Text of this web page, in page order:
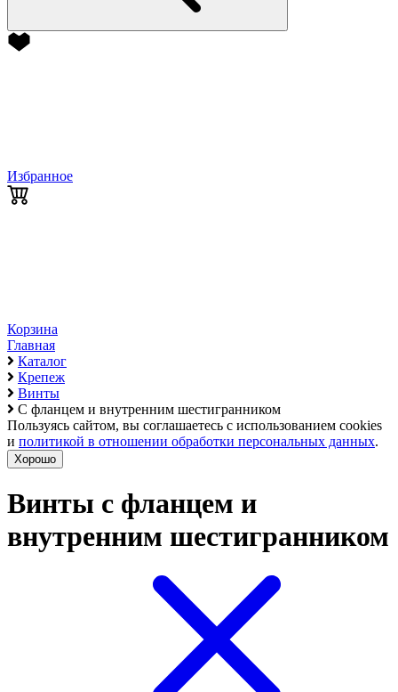
Избранное
Корзина
Главная
Каталог
Крепеж
Винты
С фланцем и внутренним шестигранником
Пользуясь сайтом, вы соглашаетесь с использованием cookies
и политикой в отношении обработки персональных данных.
Хорошо
Винты с фланцем и
внутренним шестигранником